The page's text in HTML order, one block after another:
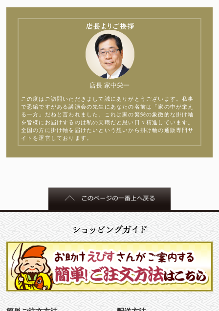
店長 家中栄一
この度はご訪問いただきまして誠にありがとうございます。私事
で恐縮ですがある講演会の先生にあなたの名前は「家の中が栄え
る一方」だねと言われました。これは家の繁栄の象徴的な掛け軸
を皆様にお届けするのは私の天職だと思い日々精進しています。
全国の方に掛け軸を届けたいという想いから掛け軸の通販専門サ
イトを運営しております。